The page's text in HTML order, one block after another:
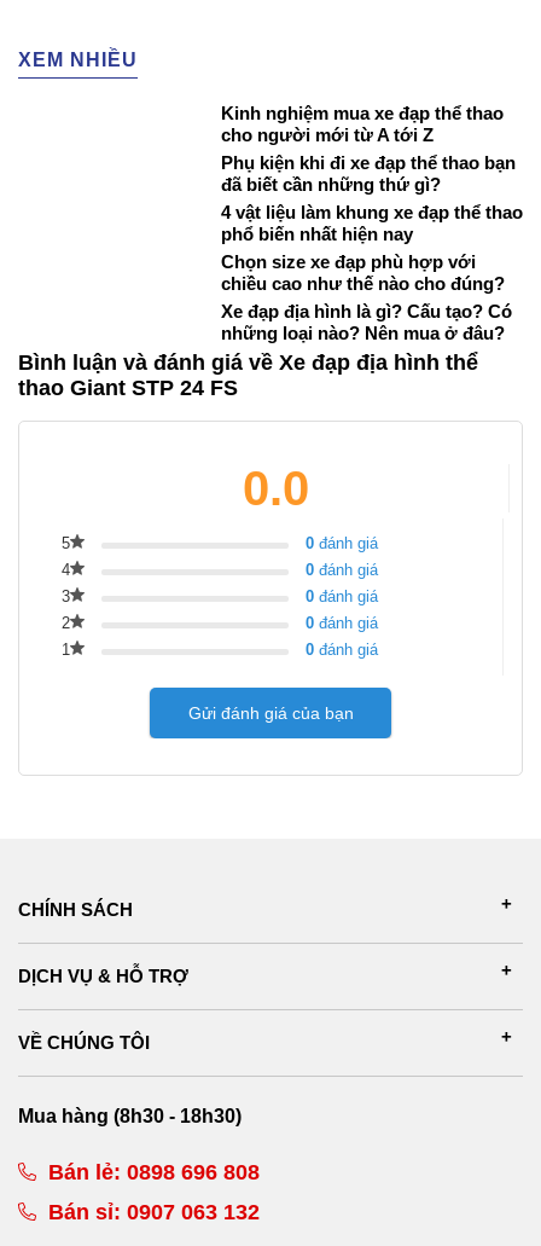
XEM NHIỀU
Kinh nghiệm mua xe đạp thể thao
cho người mới từ A tới Z
Phụ kiện khi đi xe đạp thể thao bạn
đã biết cần những thứ gì?
4 vật liệu làm khung xe đạp thể thao
phổ biến nhất hiện nay
Chọn size xe đạp phù hợp với
chiều cao như thế nào cho đúng?
Xe đạp địa hình là gì? Cấu tạo? Có
những loại nào? Nên mua ở đâu?
Bình luận và đánh giá về Xe đạp địa hình thể
thao Giant STP 24 FS
0.0
5 0 đánh giá
4
0 đánh giá
3
0 đánh giá
2
0 đánh giá
1
0 đánh giá
Gửi đánh giá của bạn
CHÍNH SÁCH
DỊCH VỤ & HỖ TRỢ
VỀ CHÚNG TÔI
Mua hàng (8h30 - 18h30)
Bán lẻ: 0898 696 808
Bán sỉ: 0907 063 132